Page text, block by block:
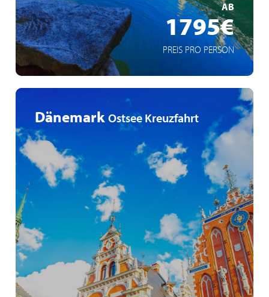
AB
1795€
PREIS PRO PERSON
Dänemark Ostsee Kreuzfahrt
Ostee intensiv
Über Nacht in Stockholm & Tallinn
UNESCO-Welterbe Riga und Gdansk, Stadt der
Erinnerung und Freiheit